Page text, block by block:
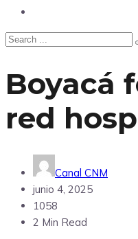
Boyacá
red
Canal CNM
junio 4, 2025
1058
2 Min Read